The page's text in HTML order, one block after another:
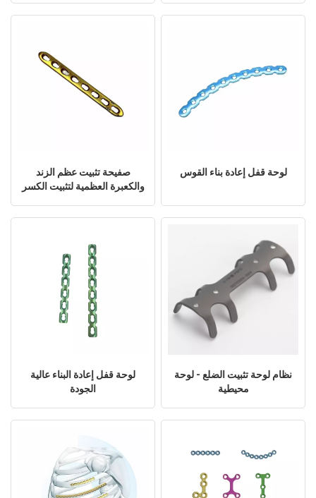
صفيحة تثبيت عظم الزند
والكعبرة العظمية لتثبيت الكسر
لوحة قفل إعادة بناء القوس
لوحة قفل إعادة البناء عالية
الجودة
نظام لوحة تثبيت الضلع - لوحة
محيطية